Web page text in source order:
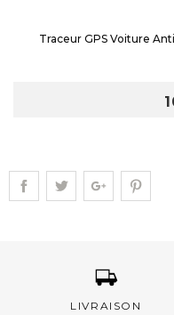
Traceur GPS Voiture
LIVRAISON